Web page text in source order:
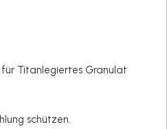
Titanlegiertes Granulat
schützen.